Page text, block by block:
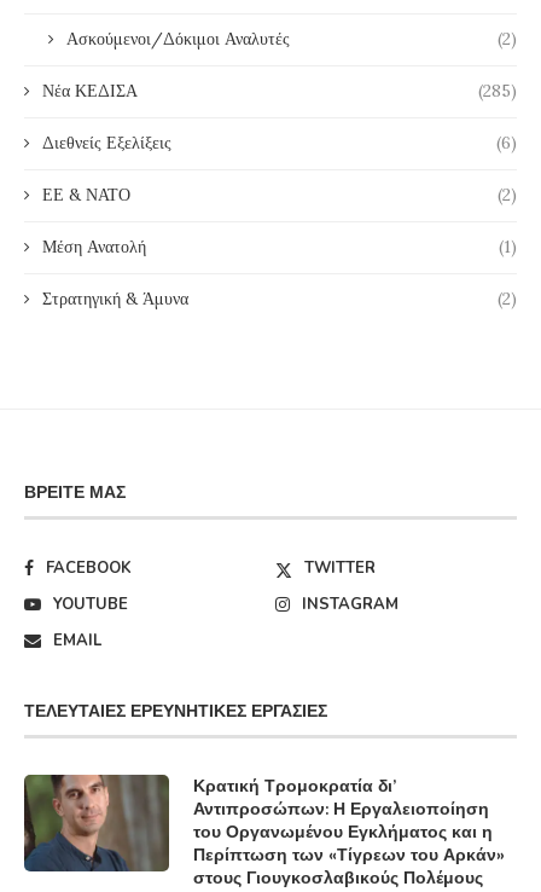
Ασκούμενοι/Δόκιμοι Αναλυτές (2)
Νέα ΚΕΔΙΣΑ (285)
Διεθνείς Εξελίξεις (6)
ΕΕ & ΝΑΤΟ (2)
Μέση Ανατολή (1)
Στρατηγική & Άμυνα (2)
ΒΡΕΊΤΕ ΜΑΣ
FACEBOOK
TWITTER
YOUTUBE
INSTAGRAM
EMAIL
ΤΕΛΕΥΤΑΊΕΣ ΕΡΕΥΝΗΤΙΚΈΣ ΕΡΓΑΣΊΕΣ
Κρατική Τρομοκρατία δι’
Αντιπροσώπων: Η Εργαλειοποίηση
του Οργανωμένου Εγκλήματος και η
Περίπτωση των «Τίγρεων του Αρκάν»
στους Γιουγκοσλαβικούς Πολέμους